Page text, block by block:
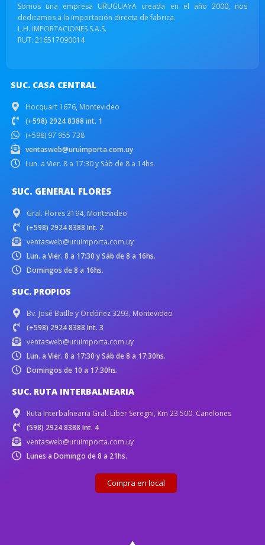
Somos una empresa URUGUAYA creada en el año 2000, nos
dedicamos a la importación directa de fabrica.
L.H. IMPORTACIONES S.A.S.
RUT: 216517090014
SUC. CASA CENTRAL
Hocquart 1676, Montevideo
(+598) 2924 8388 int. 1
(+598) 97 955 738
ventasweb@uruimporta.com.uy
Lun. a Vier. 8 a 17:30 y Sáb de 8 a 14hs.
SUC. GENERAL FLORES
Gral. Flores 3194, Montevideo
(+598) 2924 8388 Int. 2
ventasweb@uruimporta.com.uy
Lun. a Vier. 8 a 17:30 y Sáb de 8 a 16hs.
Domingos de 8 a 16hs.
SUC. PROPIOS
Bv. José Batlle y Ordóñez 3293, Montevideo
(+598) 2924 8388 Int. 3
ventasweb@uruimporta.com.uy
Lun. a Vier. 8 a 17:30 y Sáb de 8 a 17:30hs.
Domingos de 10 a 17:30hs.
SUC. RUTA INTERBALNEARIA
Ruta Interbalnearia Gral. Líber Seregni, Km 23.500. Canelones
(598) 2924 8388 Int. 4
ventasweb@uruimporta.com.uy
Lunes a Domingo de 8 a 21hs.
Compra en local